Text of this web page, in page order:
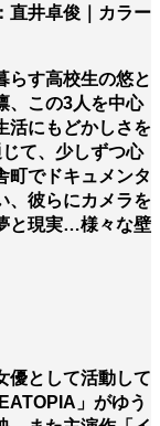
直井卓俊｜カラー
らす⾼校生の悠と
、この3人を中⼼
活にもどかしさを
て、少しずつ心
町でドキュメンタ
、彼らにカメラを
と現実…様々な壁
優として活動して
」がゆう